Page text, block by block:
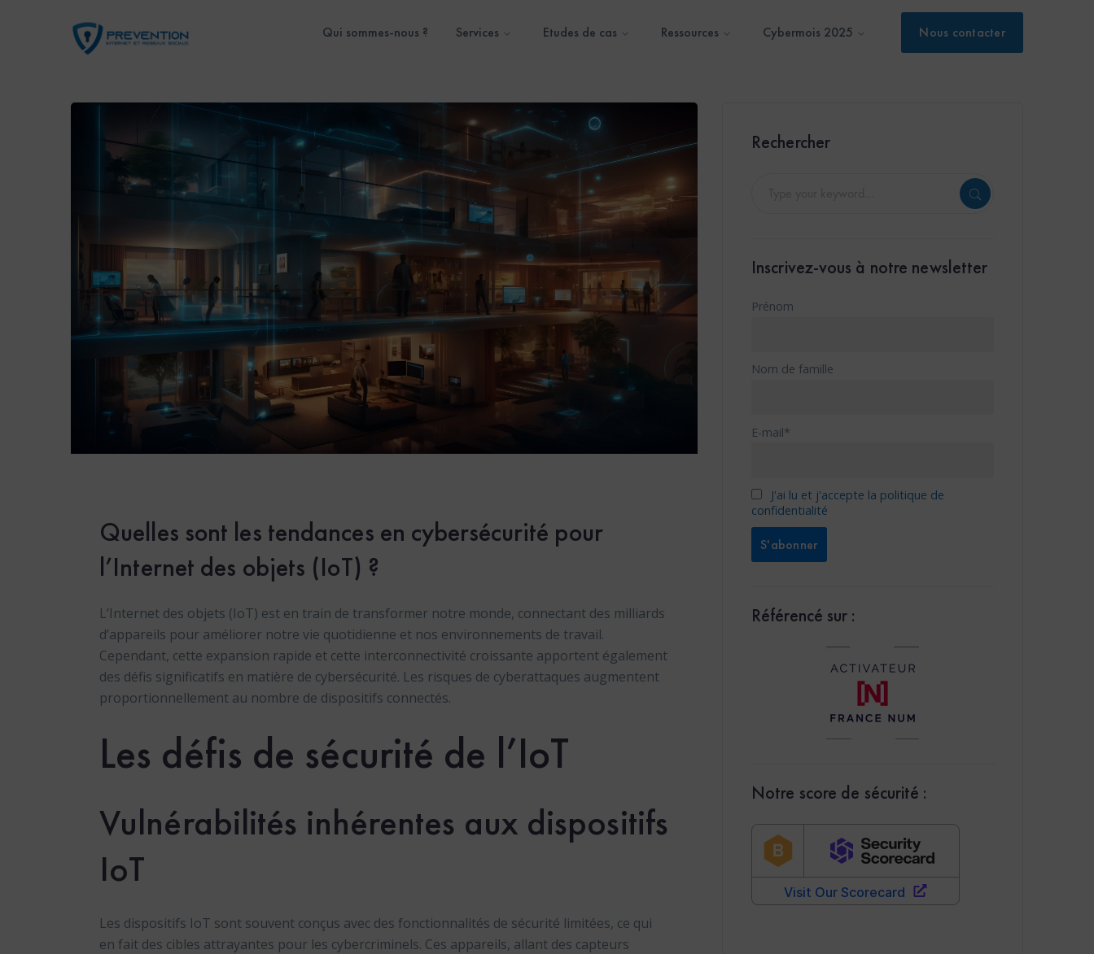
Nous contacter
Qui sommes-nous ? Services Etudes de cas Ressources Cybermois 2025
Quelles sont les tendances en cybersécurité pour
l’Internet des objets (IoT) ?
L’Internet des objets (IoT) est en train de transformer notre monde, connectant des milliards
d’appareils pour améliorer notre vie quotidienne et nos environnements de travail.
Cependant, cette expansion rapide et cette interconnectivité croissante apportent également
des défis significatifs en matière de cybersécurité. Les risques de cyberattaques augmentent
proportionnellement au nombre de dispositifs connectés.
Les défis de sécurité de l’IoT
Vulnérabilités inhérentes aux dispositifs
IoT
Les dispositifs IoT sont souvent conçus avec des fonctionnalités de sécurité limitées, ce qui
en fait des cibles attrayantes pour les cybercriminels. Ces appareils, allant des capteurs
Rechercher
Inscrivez-vous à notre newsletter
Prénom
Nom de famille
E-mail*
J'ai lu et j'accepte la politique de
confidentialité
Référencé sur :
Notre score de sécurité :